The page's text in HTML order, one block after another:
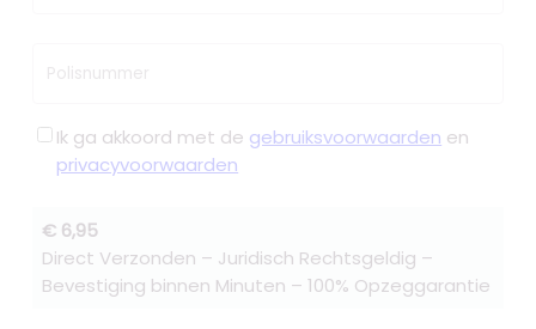
Polisnummer
Ik ga akkoord met de gebruiksvoorwaarden en
privacyvoorwaarden
€ 6,95
Direct Verzonden – Juridisch Rechtsgeldig –
Bevestiging binnen Minuten – 100% Opzeggarantie